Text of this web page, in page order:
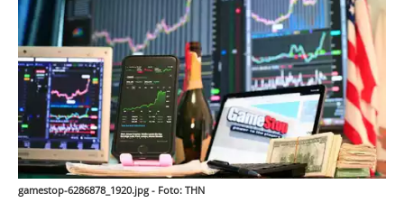
gamestop-6286878_1920.jpg - Foto: THN